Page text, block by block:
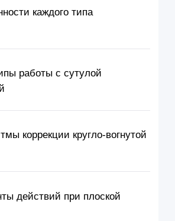
для
почту придут
в личный
курс для
Проходите материал,